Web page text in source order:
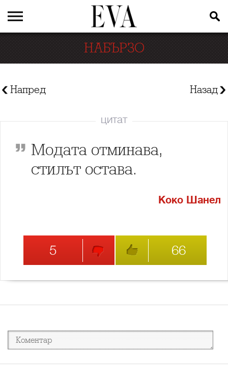
НАБЪРЗО
Напред Назад
цитат
Модата отминава,
стилът остава.
Коко Шанел
5 66